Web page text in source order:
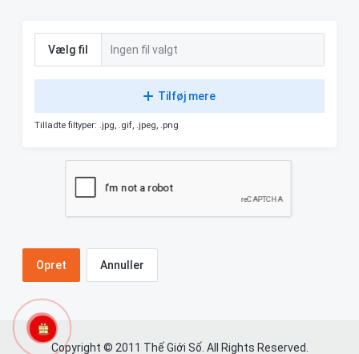
Vælg fil Ingen fil valgt
Tilføj mere
Tilladte filtyper: .jpg, .gif, .jpeg, .png
Annuller
Copyright © 2011 Thế Giới Số. All Rights Reserved.